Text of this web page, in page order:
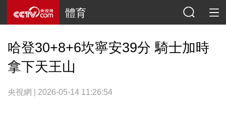
體育
哈登30+8+6坎寧安39分 騎士加時
拿下天王山
央視網 | 2026-05-14 11:26:54